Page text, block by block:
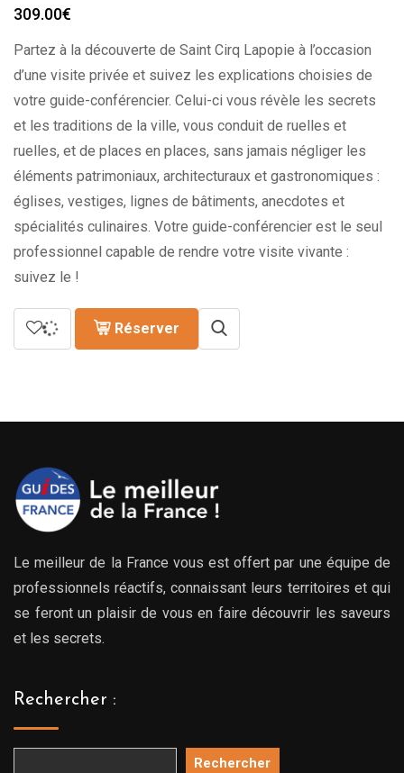
309.00€
Partez à la découverte de Saint Cirq Lapopie à l’occasion
d’une visite privée et suivez les explications choisies de
votre guide-conférencier. Celui-ci vous révèle les secrets
et les traditions de la ville, vous conduit de ruelles et
ruelles, et de places en places, sans jamais négliger les
éléments patrimoniaux, architecturaux et gastronomiques :
églises, vestiges, lignes de bâtiments, anecdotes et
spécialités culinaires. Votre guide-conférencier est le seul
professionnel capable de rendre votre visite vivante :
suivez le !
Réserver
Le meilleur de la France vous est offert par une équipe de
professionnels réactifs, connaissant leurs territoires et qui
se feront un plaisir de vous en faire découvrir les saveurs
et les secrets.
Rechercher :
Rechercher